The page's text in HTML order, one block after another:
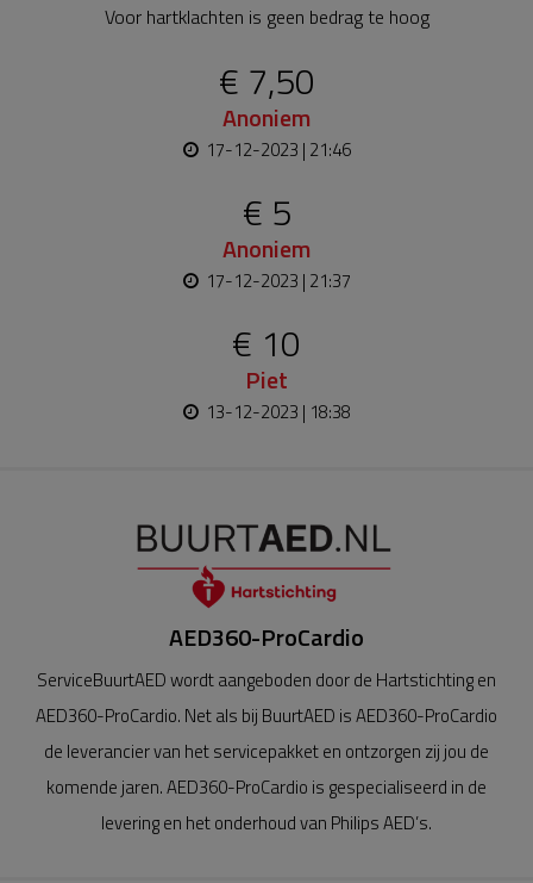
Voor hartklachten is geen bedrag te hoog
€ 7,50
Anoniem
17-12-2023 | 21:46
€ 5
Anoniem
17-12-2023 | 21:37
€ 10
Piet
13-12-2023 | 18:38
AED360-ProCardio
ServiceBuurtAED wordt aangeboden door de Hartstichting en
AED360-ProCardio. Net als bij BuurtAED is AED360-ProCardio
de leverancier van het servicepakket en ontzorgen zij jou de
komende jaren. AED360-ProCardio is gespecialiseerd in de
levering en het onderhoud van Philips AED’s.